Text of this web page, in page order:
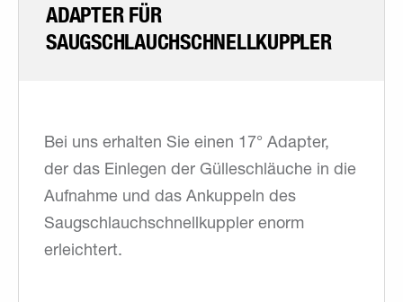
ADAPTER FÜR
SAUGSCHLAUCHSCHNELLKUPPLER
Bei uns erhalten Sie einen 17° Adapter,
der das Einlegen der Gülleschläuche in die
Aufnahme und das Ankuppeln des
Saugschlauchschnellkuppler enorm
erleichtert.